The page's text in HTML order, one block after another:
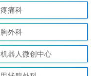
疼痛科
胸外科
机器人微创中心